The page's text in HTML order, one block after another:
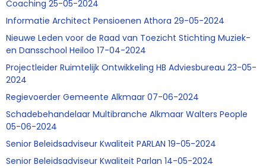
Coaching 25-05-2024
Informatie Architect Pensioenen Athora 29-05-2024
Nieuwe Leden voor de Raad van Toezicht Stichting Muziek-
en Dansschool Heiloo 17-04-2024
Projectleider Ruimtelijk Ontwikkeling HB Adviesbureau 23-05-
2024
Regievoerder Gemeente Alkmaar 07-06-2024
Schadebehandelaar Multibranche Alkmaar Walters People
05-06-2024
Senior Beleidsadviseur Kwaliteit PARLAN 19-05-2024
Senior Beleidsadviseur Kwaliteit Parlan 14-05-2024